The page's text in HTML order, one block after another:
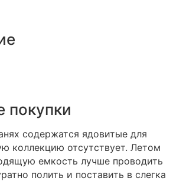
покупки
содержатся ядовитые для
коллекцию отсутствует. Летом
емкость лучше проводить
полить и поставить в слегка